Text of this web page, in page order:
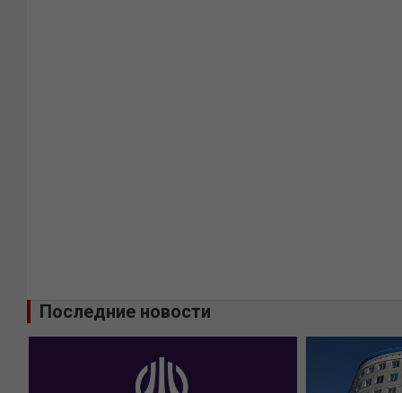
Последние новости